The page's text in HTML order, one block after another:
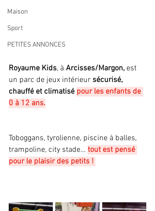
Maison
Sport
PETITES ANNONCES
Royaume Kids, à Arcisses/Margon, est
un parc de jeux intérieur sécurisé,
chauffé et climatisé pour les enfants de
0 à 12 ans.
Toboggans, tyrolienne, piscine à balles,
trampoline, city stade… tout est pensé
pour le plaisir des petits !